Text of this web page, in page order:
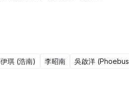
琪 (浩南) 李昭南 吳啟洋